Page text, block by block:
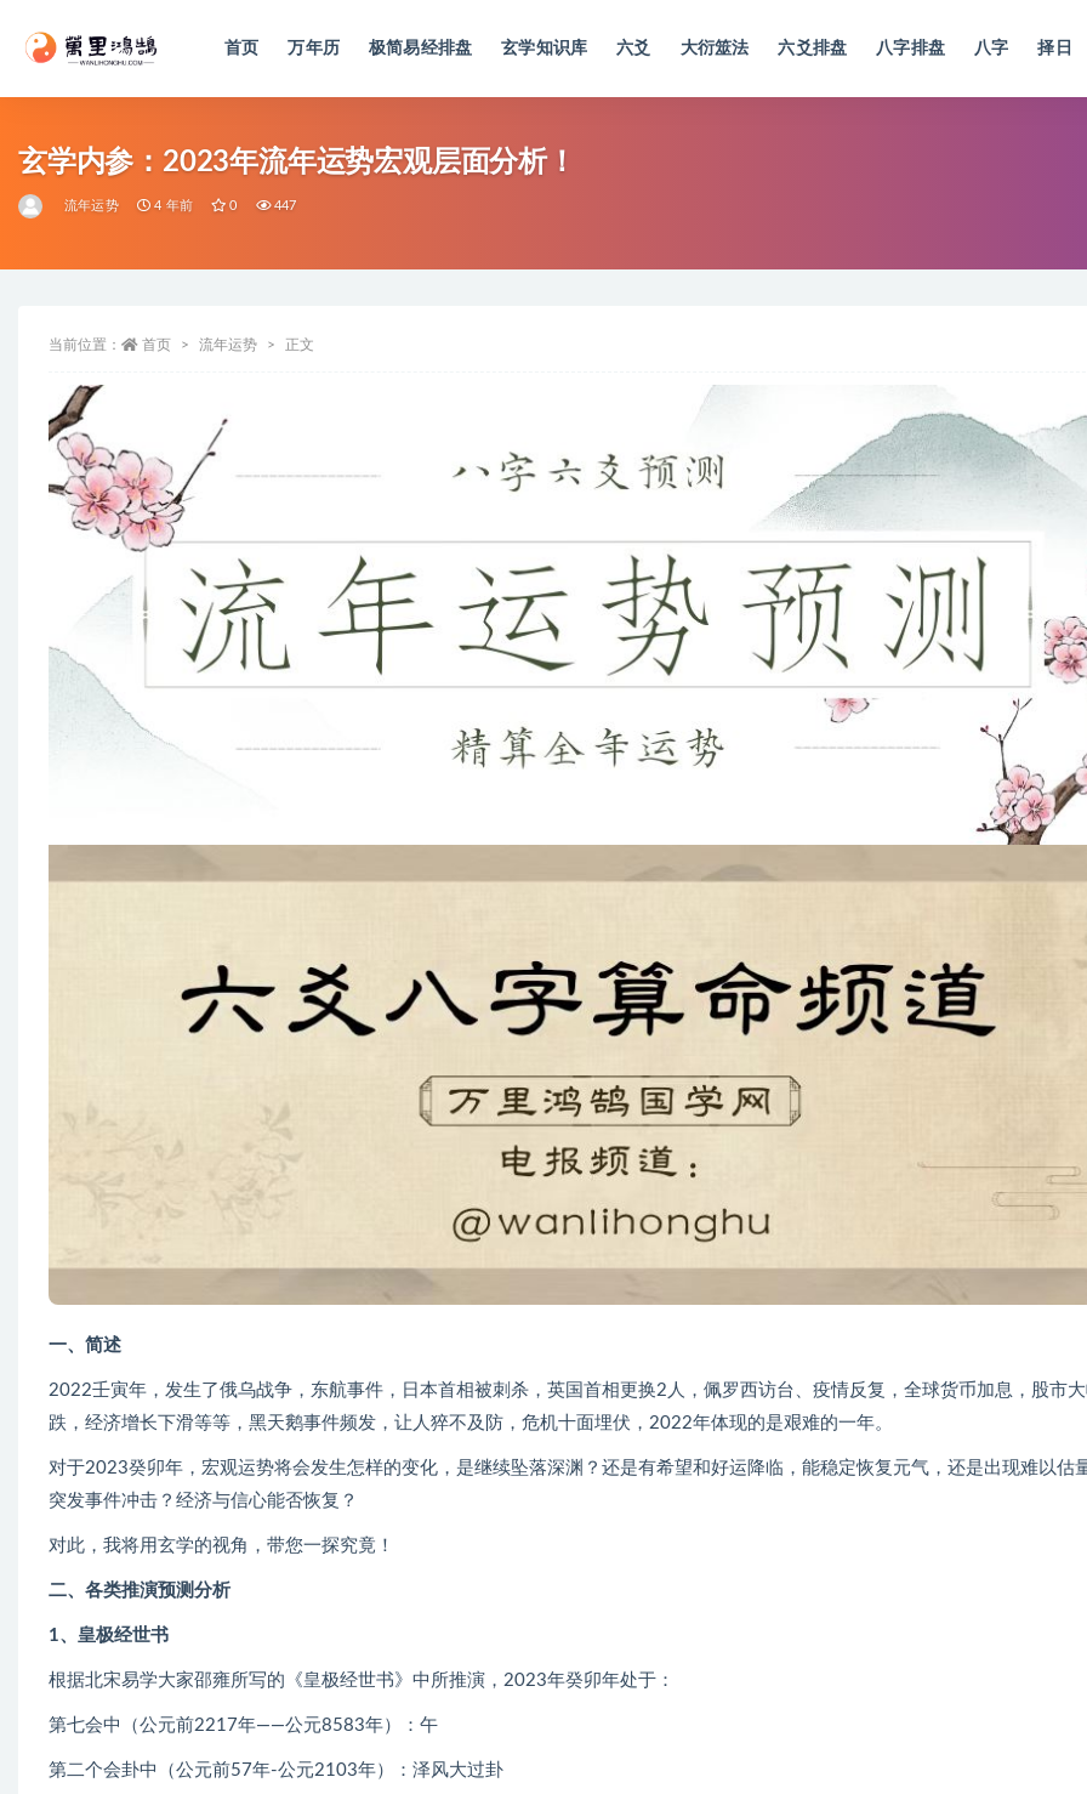
首页 万年历 极简易经排盘 玄学知识库 六爻 大衍筮法 六爻排盘 八字排盘 八字 择日
玄学内参：2023年流年运势宏观层面分析！
流年运势 4 年前 0 447
当前位置： 首页 流年运势 正文
一、简述
2022壬寅年，发生了俄乌战争，东航事件，日本首相被刺杀，英国首相更换2人，佩罗西访台、疫情反复，全球货币加息，股市
跌，经济增长下滑等等，黑天鹅事件频发，让人猝不及防，危机十面埋伏，2022年体现的是艰难的一年。
对于2023癸卯年，宏观运势将会发生怎样的变化，是继续坠落深渊？还是有希望和好运降临，能稳定恢复元气，还是出现难以估
突发事件冲击？经济与信心能否恢复？
对此，我将用玄学的视角，带您一探究竟！
二、各类推演预测分析
1、皇极经世书
根据北宋易学大家邵雍所写的《皇极经世书》中所推演，2023年癸卯年处于：
第七会中（公元前2217年——公元8583年）：午
第二个会卦中（公元前57年-公元2103年）：泽风大过卦